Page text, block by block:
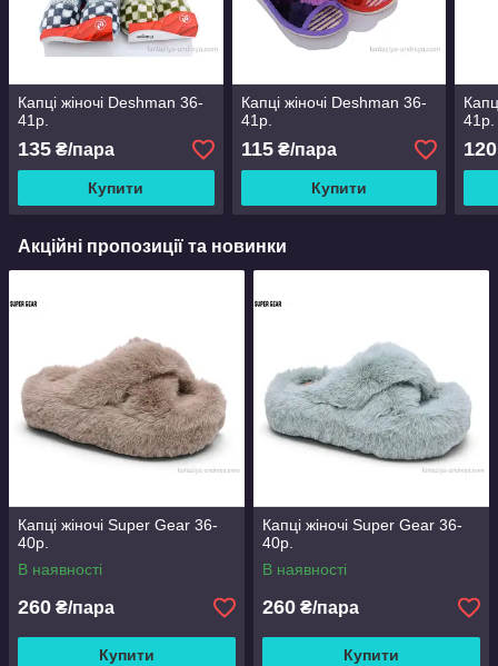
Капці жіночі Deshman 36-
41р.
135 ₴/пара
Купити
Капці жіночі Deshman 36-
41р.
115₴/пара
Купити
41р.
120
Акційні пропозиції та новинки
Капці жіночі Super Gear 36-
40р.
В наявності
260 ₴/пара
Купити
Капці жіночі Super Gear 36-
40р.
В наявності
260 ₴/пара
Купити